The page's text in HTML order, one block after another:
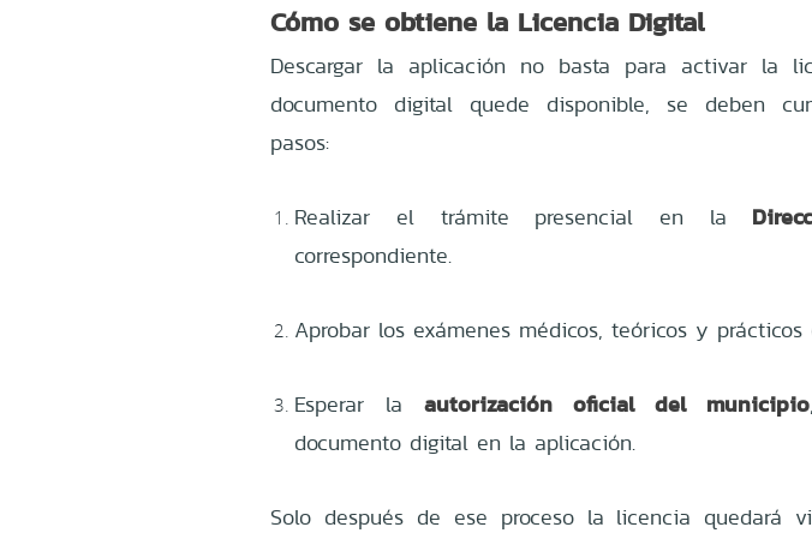
Cómo se obtiene la Licencia Digital
Descargar la aplicación no basta para activar la
documento digital quede disponible, se deben
pasos:
Realizar el trámite presencial en la
correspondiente.
Aprobar los exámenes médicos, teóricos y prácticos
Esperar laautorización oficial del municipio
documento digital en la aplicación.
Solo después de ese proceso la licencia quedará